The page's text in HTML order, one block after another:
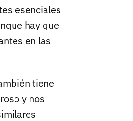
esenciales
hay que
en las
tiene
y nos